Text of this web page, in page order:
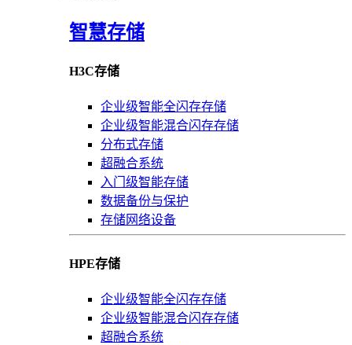
智慧存储
H3C存储
企业级智能全闪存存储
企业级智能混合闪存存储
分布式存储
超融合系统
入门级智能存储
数据备份与保护
存储网络设备
HPE存储
企业级智能全闪存存储
企业级智能混合闪存存储
超融合系统